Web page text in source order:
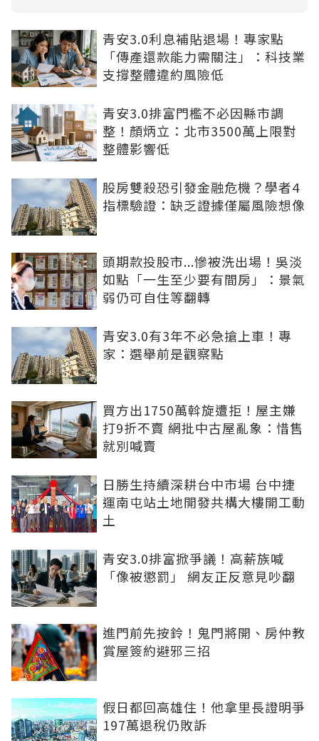
青安3.0利息補貼退場！專家點
「傳產還款能力需關注」：科技業
支撐整體違約風險低
青安3.0排富門檻不必因縣市調
整！顏炳立：北市3500萬上限對
整體影響低
股房雙殺恐引發金融危機？學者4
指標驗證：缺乏證據僅屬風險想像
頭期款投股市...慘被洗出場！吳淡
如點「一生至少要有間房」：景氣
弱仍可自住等翻轉
青安3.0有3年不必急搶上車！專
家：選舉前是觀察點
買方出1750萬斡旋遭拒！屋主嫌
打9折不賣 網批中古屋亂象：惜售
就別喊賣
日勝生持續深耕台中市場 台中捷
運南屯站土地開發共構大樓開工動
土
青安3.0排富掀爭議！高薪族喊
「像被懲罰」 網友正反意見吵翻
進門前先按鈴！鬼門將開、房仲教
賞屋簽約避邪三招
假日都回高雄住！他拿里長證明爭
197萬退稅仍敗訴